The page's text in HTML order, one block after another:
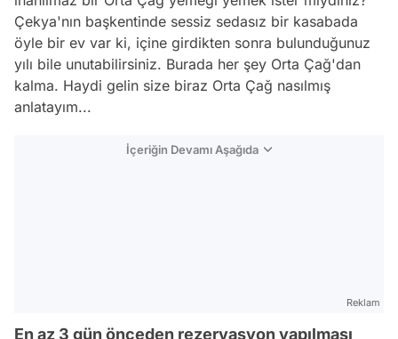
Çekya'nın başkentinde sessiz sedasız bir kasabada
öyle bir ev var ki, içine girdikten sonra bulunduğunuz
yılı bile unutabilirsiniz. Burada her şey Orta Çağ'dan
kalma. Haydi gelin size biraz Orta Çağ nasılmış
anlatayım...
İçeriğin Devamı Aşağıda
Reklam
En az 3 gün önceden rezervasyon yapılması